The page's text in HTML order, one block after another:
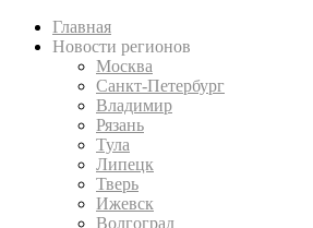
Главная
Новости регионов
Москва
Санкт-Петербург
Владимир
Рязань
Тула
Липецк
Тверь
Ижевск
Волгоград